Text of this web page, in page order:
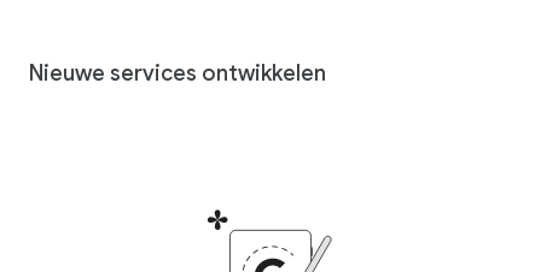
Nieuwe services ontwikkelen